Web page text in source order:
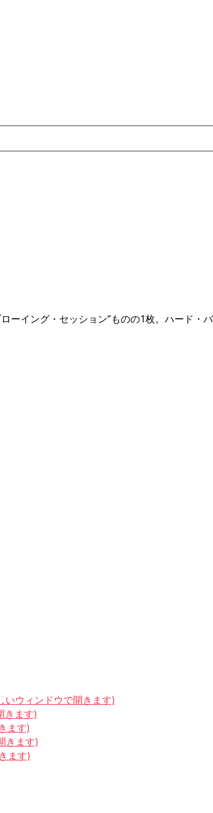
ーイング・セッション”ものの1枚。ハード
いウィンドウで開きます)
きます)
ます)
きます)
ます)